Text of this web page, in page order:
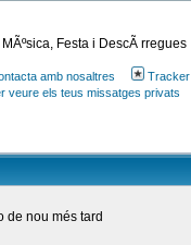
Festa i DescÃ rregues
amb nosaltres Tracker
veure els teus missatges privats
de nou més tard